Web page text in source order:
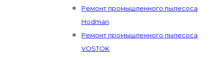
Ремонт промышленного пылесоса
Hodman
Ремонт промышленного пылесоса
VOSTOK